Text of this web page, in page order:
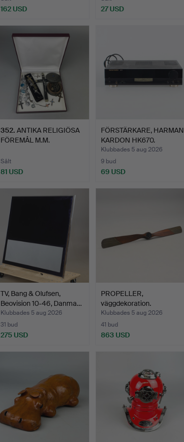
162 USD 27 USD
352. ANTIKA RELIGIÖSA
FÖREMÅL M.M.
Sålt
81 USD
FÖRSTÄRKARE, HARMAN
KARDON HK670.
Klubbades 5 aug 2026
9 bud
69 USD
TV, Bang & Olufsen,
Beovision 10-46, Danma…
Klubbades 5 aug 2026
31 bud
275 USD
PROPELLER,
väggdekoration.
Klubbades 5 aug 2026
41 bud
863 USD